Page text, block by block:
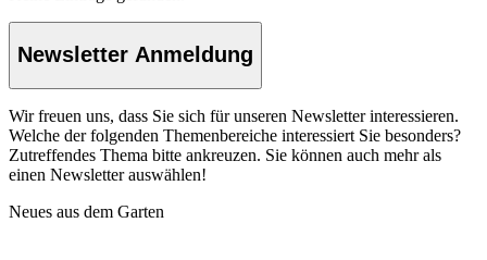
Newsletter Anmeldung
Wir freuen uns, dass Sie sich für unseren Newsletter interessieren.
Welche der folgenden Themenbereiche interessiert Sie besonders?
Zutreffendes Thema bitte ankreuzen. Sie können auch mehr als
einen Newsletter auswählen!
Neues aus dem Garten